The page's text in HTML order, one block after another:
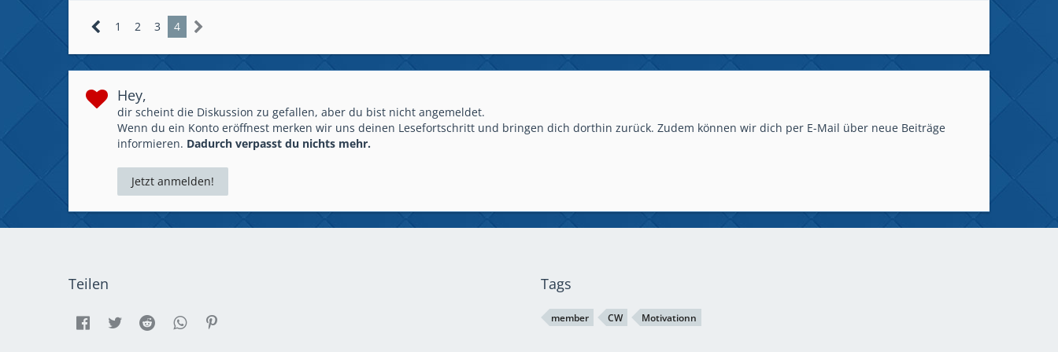
1 2 3 4
Hey,
dir scheint die Diskussion zu gefallen, aber du bist nicht angemeldet.
Wenn du ein Konto eröffnest merken wir uns deinen Lesefortschritt und bringen dich dorthin zurück. Zudem können wir dich per E-Mail über neue Beiträge
informieren. Dadurch verpasst du nichts mehr.
Jetzt anmelden!
Teilen Tags
member CW Motivationn